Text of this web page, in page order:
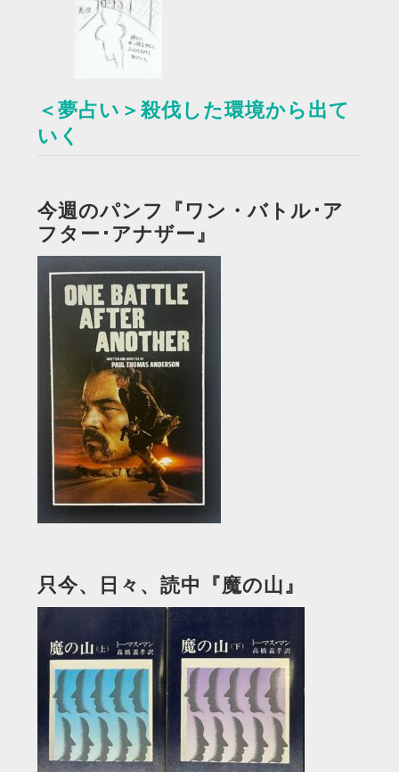
＜夢占い＞殺伐した環境から出て
いく
今週のパンフ『ワン・バトル･ア
フター･アナザー』
只今、日々、読中『魔の山』